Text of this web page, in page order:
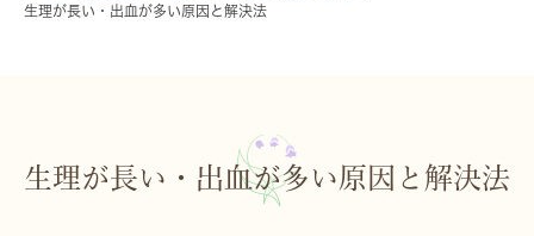
生理が長い・出血が多い原因と解決法
生理が長い・出血が多い原因と解決法